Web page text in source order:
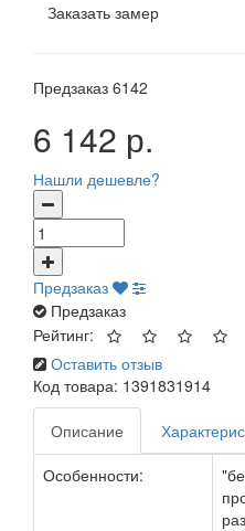
Заказать замер
Предзаказ 6142
6 142 р.
Нашли дешевле?
Предзаказ
Предзаказ
Рейтинг:
Оставить отзыв
Код товара: 1391831914
Описание
Особенности: